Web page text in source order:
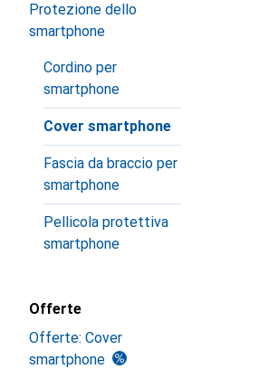
Protezione dello
smartphone
Cordino per
smartphone
Cover smartphone
Fascia da braccio per
smartphone
Pellicola protettiva
smartphone
Offerte
Offerte: Cover
smartphone